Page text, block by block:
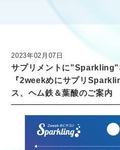
ニュース
採用情報
医療従事者向け情報
2023年02月07日
サプリメントに"Sparkling"
『2weekめにサプリ
ス、ヘム鉄＆葉酸のご案内